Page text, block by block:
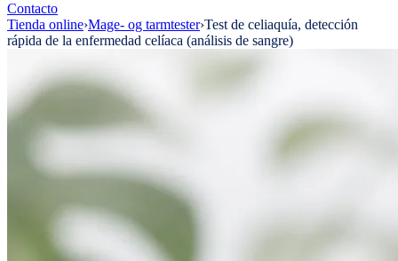
Contacto
Tienda online›Mage- og tarmtester›Test de celiaquía, detección
rápida de la enfermedad celíaca (análisis de sangre)